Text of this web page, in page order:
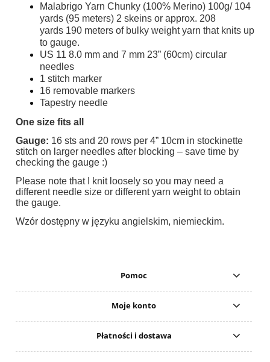
Malabrigo Yarn Chunky (100% Merino) 100g/ 104
yards (95 meters) 2 skeins or approx. 208
yards 190 meters of bulky weight yarn that knits up
to gauge.
US 11 8.0 mm and 7 mm 23” (60cm) circular
needles
1 stitch marker
16 removable markers
Tapestry needle
One size fits all
Gauge: 16 sts and 20 rows per 4” 10cm in stockinette
stitch on larger needles after blocking – save time by
checking the gauge :)
Please note that I knit loosely so you may need a
different needle size or different yarn weight to obtain
the gauge.
Wzór dostępny w języku angielskim, niemieckim.
Pomoc
Moje konto
Płatności i dostawa